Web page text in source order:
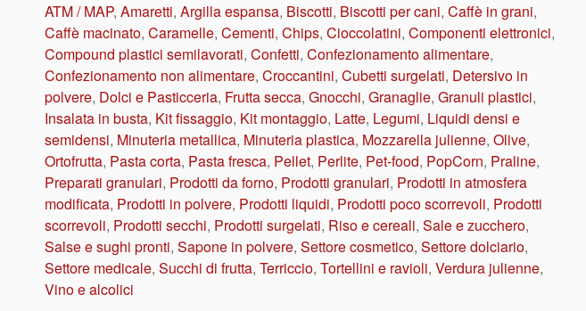
ATM / MAP, Amaretti, Argilla espansa, Biscotti, Biscotti per cani, Caffè in grani,
Caffè macinato, Caramelle, Cementi, Chips, Cioccolatini, Componenti elettronici,
Compound plastici semilavorati, Confetti, Confezionamento alimentare,
Confezionamento non alimentare, Croccantini, Cubetti surgelati, Detersivo in
polvere, Dolci e Pasticceria, Frutta secca, Gnocchi, Granaglie, Granuli plastici,
Insalata in busta, Kit fissaggio, Kit montaggio, Latte, Legumi, Liquidi densi e
semidensi, Minuteria metallica, Minuteria plastica, Mozzarella julienne, Olive,
Ortofrutta, Pasta corta, Pasta fresca, Pellet, Perlite, Pet-food, PopCorn, Praline,
Preparati granulari, Prodotti da forno, Prodotti granulari, Prodotti in atmosfera
modificata, Prodotti in polvere, Prodotti liquidi, Prodotti poco scorrevoli, Prodotti
scorrevoli, Prodotti secchi, Prodotti surgelati, Riso e cereali, Sale e zucchero,
Salse e sughi pronti, Sapone in polvere, Settore cosmetico, Settore dolciario,
Settore medicale, Succhi di frutta, Terriccio, Tortellini e ravioli, Verdura julienne,
Vino e alcolici